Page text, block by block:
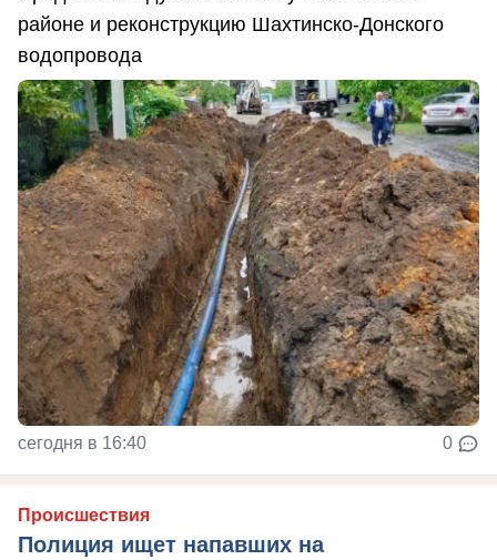
районе и реконструкцию Шахтинско-Донского
водопровода
сегодня в 16:40 0
Происшествия
Полиция ищет напавших на